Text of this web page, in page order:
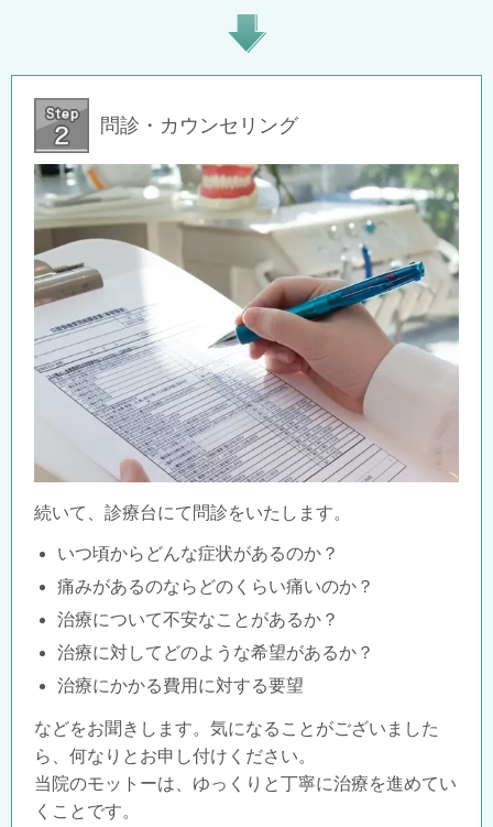
問診・カウンセリング
続いて、診療台にて問診をいたします。
いつ頃からどんな症状があるのか？
痛みがあるのならどのくらい痛いのか？
治療について不安なことがあるか？
治療に対してどのような希望があるか？
治療にかかる費用に対する要望
などをお聞きします。気になることがございました
ら、何なりとお申し付けください。
当院のモットーは、ゆっくりと丁寧に治療を進めてい
くことです。